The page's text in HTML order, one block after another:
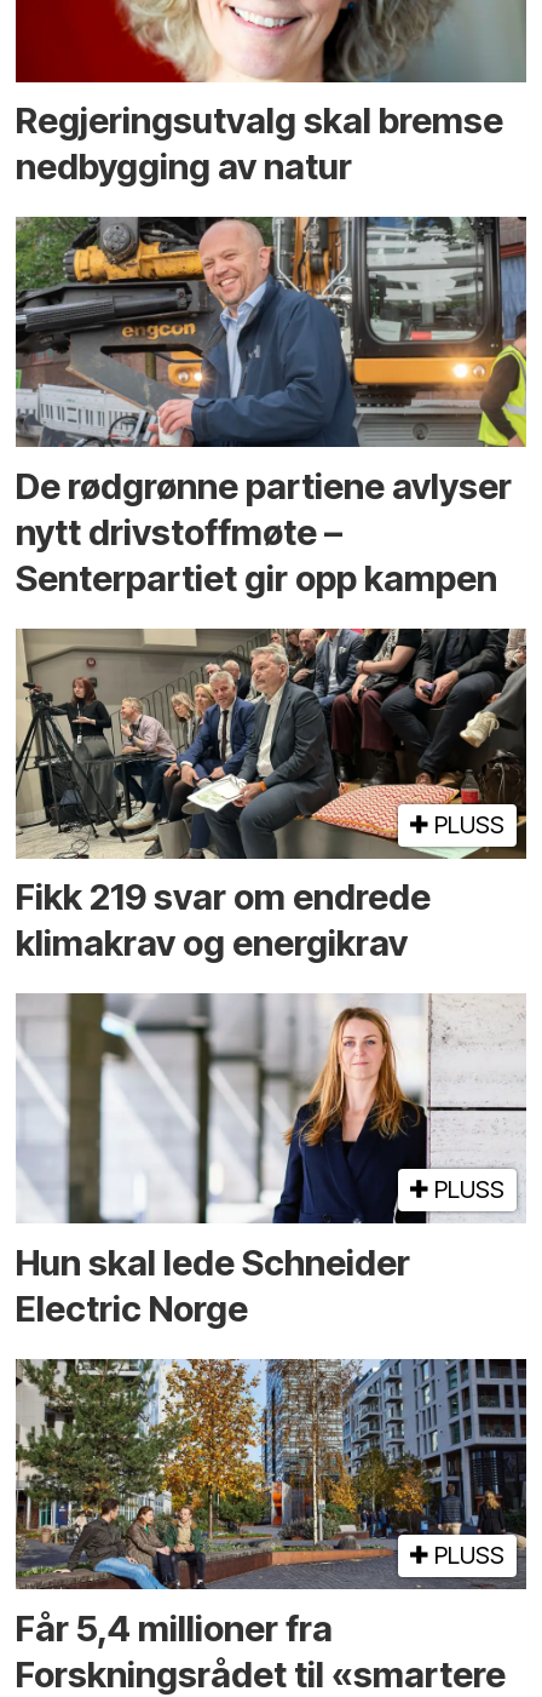
Regjerings­utvalg skal bremse
ned­bygging av natur
De rødgrønne partiene avlyser
nytt drivstoffmøte –
Senterpartiet gir opp kampen
PLUSS
Fikk 219 svar om endrede
klimakrav og energikrav
PLUSS
Hun skal lede Schneider
Electric Norge
PLUSS
Får 5,4 millioner fra
Forskningsrådet til «smartere